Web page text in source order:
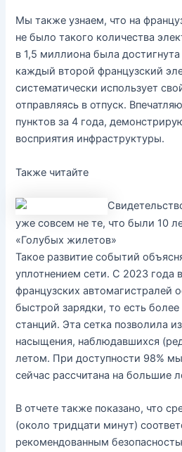
Мы также узнаем, что на
не было такого количества
в 1,5 миллиона была
каждый второй французский
систематически использует
отправляясь в отпуск.
пунктов за 4 года,
восприятия инфраструктуры.
Также читайте
уже совсем не те, что были 10
«Голубых жилетов»
Такое развитие событий
уплотнением сети. С 2023 года
французских автомагистралей
быстрой зарядки, то есть
станций. Эта сетка позволила
насыщения, наблюдавшихся
летом. При доступности 98%
сейчас рассчитана на большие
В отчете также показано, что
(около тридцати минут)
рекомендованным